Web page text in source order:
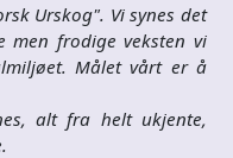
Urskog". Vi synes det
men frodige veksten vi
Målet vårt er å
alt fra helt ukjente,